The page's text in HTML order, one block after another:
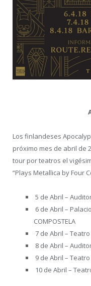
Los finlandeses
próximo mes de abril de
tour por teatros el
“Plays Metallica by Four
5 de Abril –
6 de Abril –
COMPOSTELA
7 de Abril –
8 de Abril –
9 de Abril –
10 de Abril –